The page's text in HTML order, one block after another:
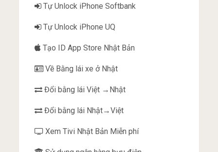
Tự Unlock iPhone Softbank
Tự Unlock iPhone UQ
Tạo ID App Store Nhật Bản
Về Bằng lái xe ở Nhật
Đổi bằng lái Việt →Nhật
Đổi bằng lái Nhật→Việt
Xem Tivi Nhật Bản Miễn phí